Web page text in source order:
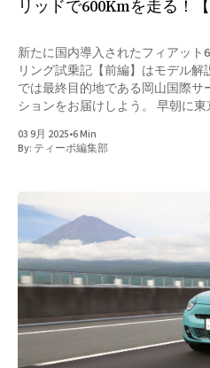
リッドで600Kmを走る！【
新たに国内導入されたフィアット
リング試乗記【前編】はモデル
では最終目的地である岡山国際
ションをお届けしよう。 早朝に東京都内の編集部を出発したも
のの、すぐに祝日・海の日を含む
った。だがストップ＆ゴーの繰り
穏やかで違和感は少ない。さらに
トロールを作動させれば、前走
こなしてくれる。渋滞の長い首
は、この装備のありがたさを改めて痛感した
渋滞を抜けると、ようやく高速
二東名では基本はエンジン主体
勢し、加速に厚みを加える。6速
を持ち、パドルシフトでのマニュ
追い越し車線での加速は軽快で
03 9月 2025•6 Min
By: ティーポ編集部